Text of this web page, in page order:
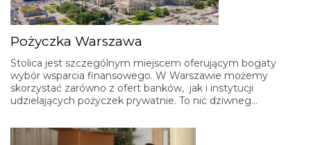
Pożyczka Warszawa
Stolica jest szczególnym miejscem oferującym bogaty
wybór wsparcia finansowego. W Warszawie możemy
skorzystać zarówno z ofert banków, jak i instytucji
udzielających pożyczek prywatnie. To nic dziwneg…